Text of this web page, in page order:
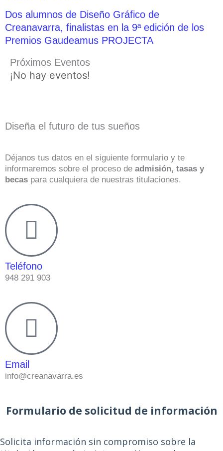
Dos alumnos de Diseño Gráfico de
Creanavarra, finalistas en la 9ª edición de los
Premios Gaudeamus PROJECTA
Próximos Eventos
¡No hay eventos!
Diseña el futuro de tus sueños
Déjanos tus datos en el siguiente formulario y te
informaremos sobre el proceso de admisión, tasas y
becas para cualquiera de nuestras titulaciones.
Teléfono
948 291 903
Email
info@creanavarra.es